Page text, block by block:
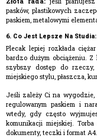
pasków, plastikowych
paskiem, metalowymi
6. Co Jest Lepsze Na
Plecak lepiej rozkłada
bardzo dużym obciążeniu. Z
szybszy dostęp do
miejskiego stylu, płaszcza,
Jeśli zależy Ci na wygodzie,
regulowanym paskiem i
wtedy, gdy często
komunikacji miejskiej.
dokumenty, teczki i format A4.